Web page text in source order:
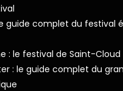
guide complet du festival
: le festival de Saint-Cloud
: le guide complet du